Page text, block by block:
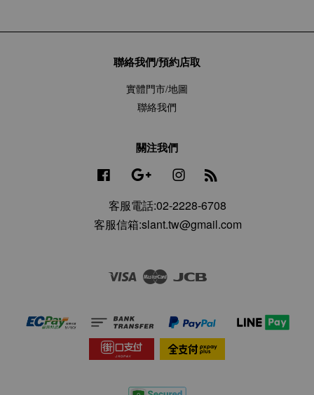
聯絡我們/預約店取
實體門市/地圖
聯絡我們
關注我們
Facebook Google Instagram
客服電話:02-2228-6708
客服信箱:slant.tw@gmail.com
Visa Master